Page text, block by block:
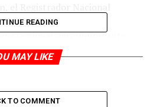
de la desinformación
global muy importante
y la integridad y tiene
de
de foros de autoridades
READING
MAY LIKE
TO COMMENT